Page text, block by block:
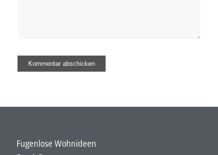
Fugenlose Wohnideen